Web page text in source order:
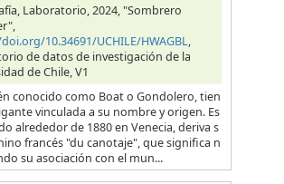
Laboratorio, 2024, "Sombrero
10.34691/UCHILE/HWAGBL,
de datos de investigación de la
de Chile, V1
conocido como Boat o Gondolero, tien
vinculada a su nombre y origen. Es
alrededor de 1880 en Venecia, deriva s
francés "du canotaje", que significa n
su asociación con el mun...